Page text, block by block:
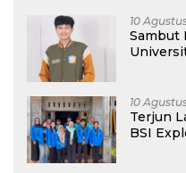
10
Sambut
10
Terjun
BSI